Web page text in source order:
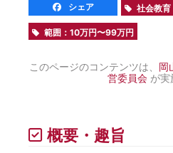
シェア 社会教育
範囲：10万円〜99万円
このページのコンテンツは、 岡
営委員会 が実
概要・趣旨